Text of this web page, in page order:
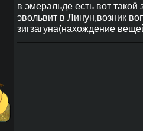
в эмеральде есть вот такой
эвольвит в Линун,возник
зигзагуна(нахождение